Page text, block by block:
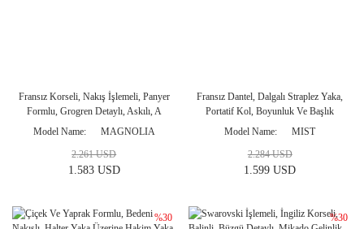
Fransız Korseli, Nakış İşlemeli, Panyer
Formlu, Grogren Detaylı, Askılı, A
Kesim Gelinlik Modeli
Model Name MAGNOLIA
1.583 USD
2.261 USD
Fransız Dantel, Dalgalı Straplez Yaka,
Portatif Kol, Boyunluk Ve Başlık
Detaylı, Kristal İşlemeli, Balık Ve Helen
Model Name MIST
1.599 USD
2.284 USD
%30 %30